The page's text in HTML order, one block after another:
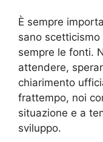
È sempre
sano
sempre le fonti.
attendere,
chiarimento
frattempo, noi
situazione e a
sviluppo.